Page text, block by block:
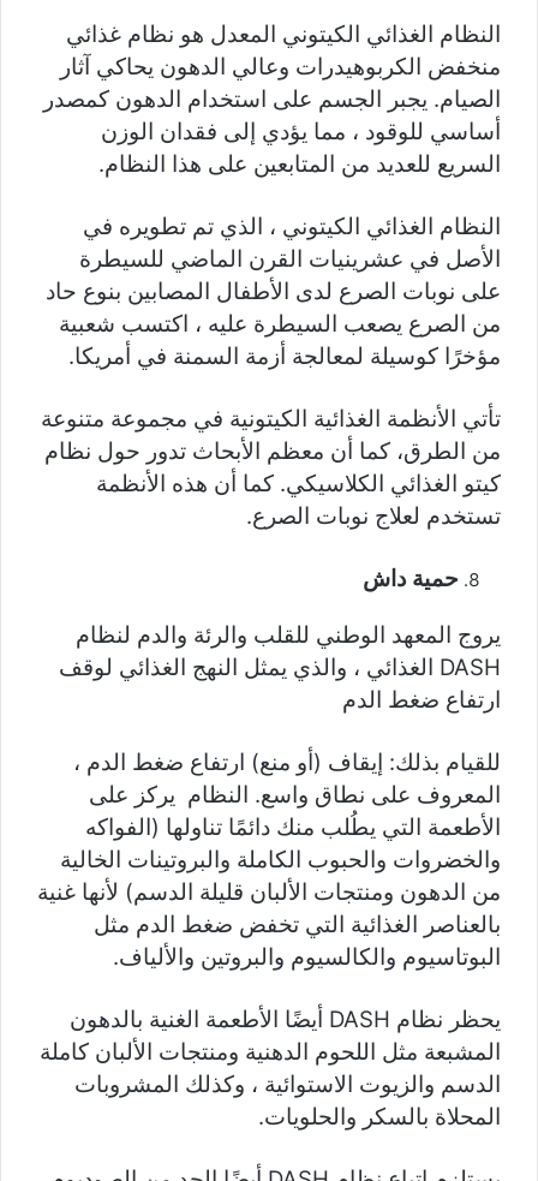
النظام الغذائي الكيتوني المعدل هو نظام غذائي
منخفض الكربوهيدرات وعالي الدهون يحاكي آثار
الصيام. يجبر الجسم على استخدام الدهون كمصدر
أساسي للوقود ، مما يؤدي إلى فقدان الوزن
السريع للعديد من المتابعين على هذا النظام.
النظام الغذائي الكيتوني ، الذي تم تطويره في
الأصل في عشرينيات القرن الماضي للسيطرة
على نوبات الصرع لدى الأطفال المصابين بنوع حاد
من الصرع يصعب السيطرة عليه ، اكتسب شعبية
مؤخرًا كوسيلة لمعالجة أزمة السمنة في أمريكا.
تأتي الأنظمة الغذائية الكيتونية في مجموعة متنوعة
من الطرق، كما أن معظم الأبحاث تدور حول نظام
كيتو الغذائي الكلاسيكي. كما أن هذه الأنظمة
تستخدم لعلاج نوبات الصرع.
حمية داش
يروج المعهد الوطني للقلب والرئة والدم لنظام
DASH الغذائي ، والذي يمثل النهج الغذائي لوقف
ارتفاع ضغط الدم
للقيام بذلك: إيقاف (أو منع) ارتفاع ضغط الدم ،
المعروف على نطاق واسع. النظام يركز على
الأطعمة التي يطُلب منك دائمًا تناولها (الفواكه
والخضروات والحبوب الكاملة والبروتينات الخالية
من الدهون ومنتجات الألبان قليلة الدسم) لأنها غنية
بالعناصر الغذائية التي تخفض ضغط الدم مثل
البوتاسيوم والكالسيوم والبروتين والألياف.
يحظر نظام DASH أيضًا الأطعمة الغنية بالدهون
المشبعة مثل اللحوم الدهنية ومنتجات الألبان كاملة
الدسم والزيوت الاستوائية ، وكذلك المشروبات
المحلاة بالسكر والحلويات.